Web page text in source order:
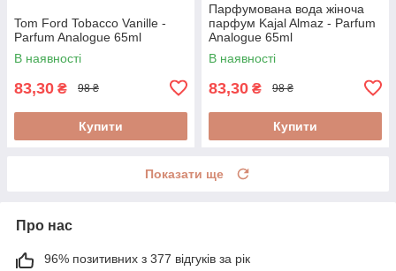
Tom Ford Tobacco Vanille -
Parfum Analogue 65ml
В наявності
83,30 ₴ 98 ₴
Купити
Парфумована вода жіноча
парфум Kajal Almaz - Parfum
Analogue 65ml
В наявності
83,30 ₴ 98 ₴
Купити
Показати ще
Про нас
96% позитивних з 377 відгуків за рік